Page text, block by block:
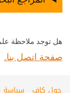
هل توجد ملاحظة
صفحة اتصل بنا.